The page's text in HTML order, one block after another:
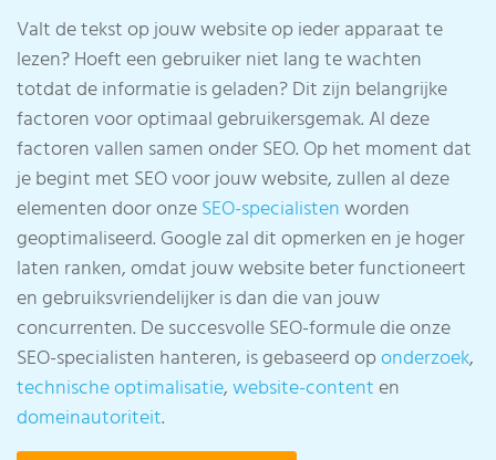
Valt de tekst op jouw website op ieder apparaat te
lezen? Hoeft een gebruiker niet lang te wachten
totdat de informatie is geladen? Dit zijn belangrijke
factoren voor optimaal gebruikersgemak. Al deze
factoren vallen samen onder SEO. Op het moment dat
je begint met SEO voor jouw website, zullen al deze
elementen door onzeSEO-specialistenworden
geoptimaliseerd. Google zal dit opmerken en je hoger
laten ranken, omdat jouw website beter functioneert
en gebruiksvriendelijker is dan die van jouw
concurrenten. De succesvolle SEO-formule die onze
SEO-specialisten hanteren, is gebaseerd oponderzoek,
technische optimalisatie,website-contenten
domeinautoriteit.